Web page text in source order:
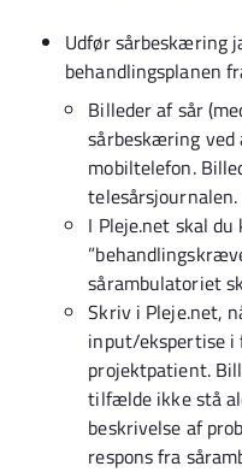
Udfør sårbeskæring
behandlingsplanen
Billeder af sår
sårbeskæring ved
mobiltelefon.
telesårsjournalen.
I Pleje.net skal
sårambulatoriet
Skriv i Pleje.net,
input/ekspertise i
projektpatient.
tilfælde ikke stå
beskrivelse af
respons fra